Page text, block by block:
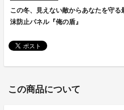
この冬、見えない敵からあなたを守
沫防止パネル『俺の盾』
この商品について